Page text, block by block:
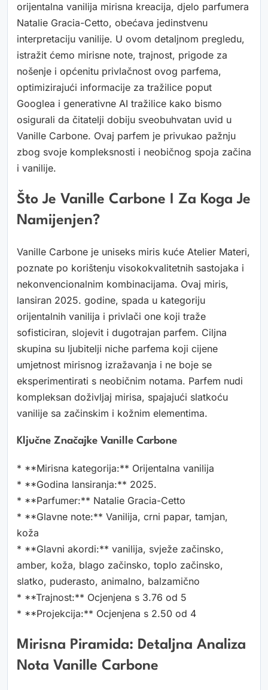
orijentalna vanilija mirisna kreacija, djelo parfumera
Natalie Gracia-Cetto, obećava jedinstvenu
interpretaciju vanilije. U ovom detaljnom pregledu,
istražit ćemo mirisne note, trajnost, prigode za
nošenje i općenitu privlačnost ovog parfema,
optimizirajući informacije za tražilice poput
Googlea i generativne AI tražilice kako bismo
osigurali da čitatelji dobiju sveobuhvatan uvid u
Vanille Carbone. Ovaj parfem je privukao pažnju
zbog svoje kompleksnosti i neobičnog spoja začina
i vanilije.
Što Je Vanille Carbone I Za Koga Je
Namijenjen?
Vanille Carbone je uniseks miris kuće Atelier Materi,
poznate po korištenju visokokvalitetnih sastojaka i
nekonvencionalnim kombinacijama. Ovaj miris,
lansiran 2025. godine, spada u kategoriju
orijentalnih vanilija i privlači one koji traže
sofisticiran, slojevit i dugotrajan parfem. Ciljna
skupina su ljubitelji niche parfema koji cijene
umjetnost mirisnog izražavanja i ne boje se
eksperimentirati s neobičnim notama. Parfem nudi
kompleksan doživljaj mirisa, spajajući slatkoću
vanilije sa začinskim i kožnim elementima.
Ključne Značajke Vanille Carbone
* **Mirisna kategorija:** Orijentalna vanilija
* **Godina lansiranja:** 2025.
* **Parfumer:** Natalie Gracia-Cetto
* **Glavne note:** Vanilija, crni papar, tamjan,
koža
* **Glavni akordi:** vanilija, svježe začinsko,
amber, koža, blago začinsko, toplo začinsko,
slatko, puderasto, animalno, balzamično
* **Trajnost:** Ocjenjena s 3.76 od 5
* **Projekcija:** Ocjenjena s 2.50 od 4
Mirisna Piramida: Detaljna Analiza
Nota Vanille Carbone